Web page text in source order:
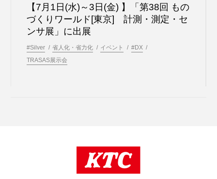
【7月1日(水)～3日(金) 】「第38回 もの
づくりワールド[東京] 計測・測定・セ
ンサ展」に出展
#Silver 省人化・省力化 イベント
#DX
TRASAS展示会